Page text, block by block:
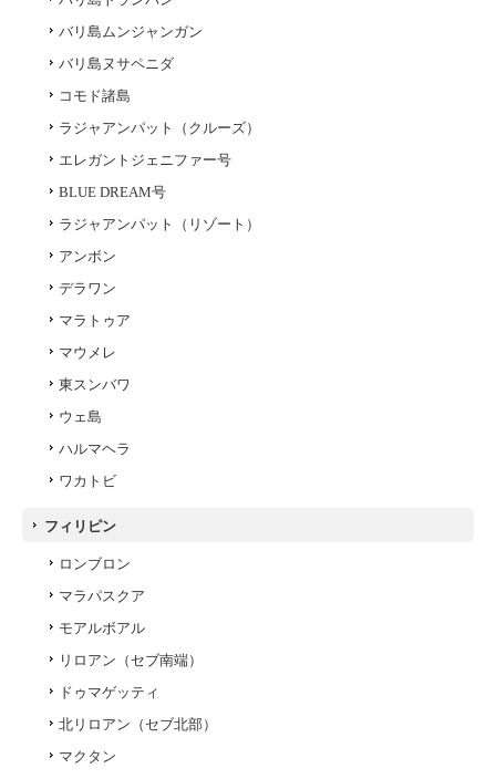
バリ島ムンジャンガン
バリ島ヌサペニダ
コモド諸島
ラジャアンパット（クルーズ）
エレガントジェニファー号
BLUE DREAM号
ラジャアンパット（リゾート）
アンボン
デラワン
マラトゥア
マウメレ
東スンバワ
ウェ島
ハルマヘラ
ワカトビ
フィリピン
ロンブロン
マラパスクア
モアルボアル
リロアン（セブ南端）
ドゥマゲッティ
北リロアン（セブ北部）
マクタン